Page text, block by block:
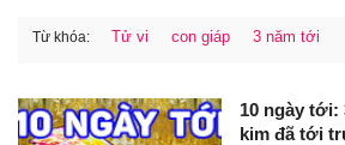
Từ khóa: Tử vi con giáp 3 năm tới
10 ngày
kim đã tới